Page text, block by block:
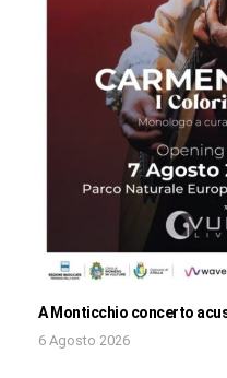
A Monticchio concerto
6 Agosto 2026